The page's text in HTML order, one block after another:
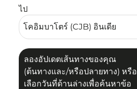
ไป
ลองอัปเดตเส้นทางของคุณ
(ต้นทางและ/หรือปลายทาง) หรือ
เลือกวันที่ด้านล่างเพื่อค้นหาข้อ